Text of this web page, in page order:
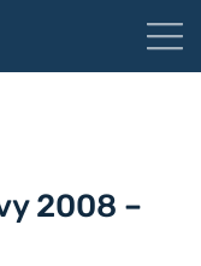
2008 –